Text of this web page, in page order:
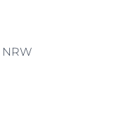
NRW